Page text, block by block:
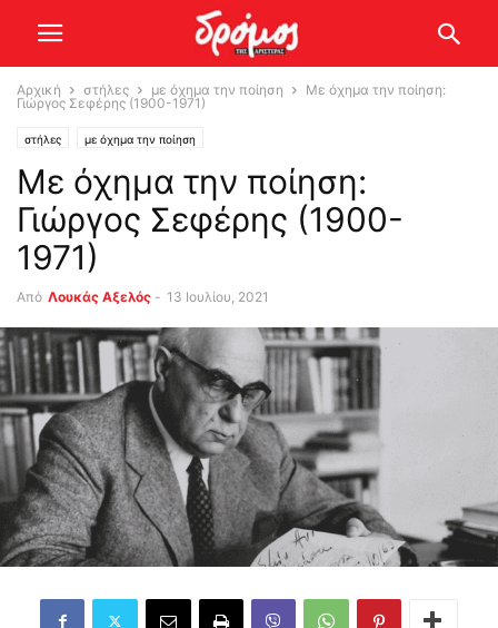
Αρχική στήλες με όχημα την ποίηση
Με όχημα την ποίηση:
Γιώργος Σεφέρης (1900-1971)
στήλες με όχημα την ποίηση
Με όχημα την ποίηση:
Γιώργος Σεφέρης (1900-
1971)
Από Λουκάς Αξελός - 13 Ιουλίου, 2021